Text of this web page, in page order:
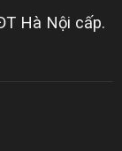
Hà Nội cấp.